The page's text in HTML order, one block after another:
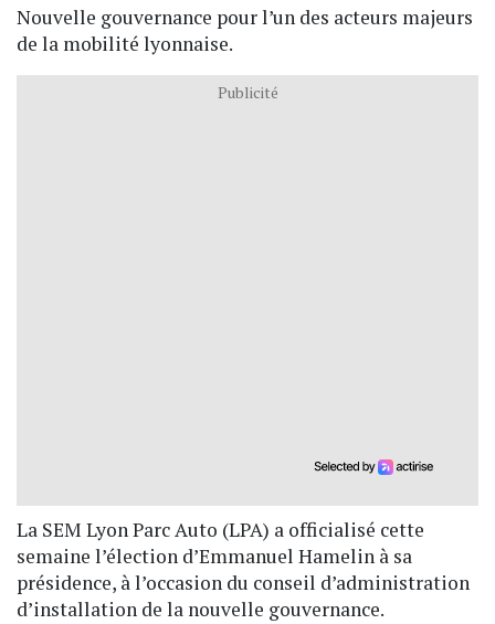
Nouvelle gouvernance pour l’un des acteurs majeurs
de la mobilité lyonnaise.
Publicité
La SEM Lyon Parc Auto (LPA) a officialisé cette
semaine l’élection d’Emmanuel Hamelin à sa
présidence, à l’occasion du conseil d’administration
d’installation de la nouvelle gouvernance.